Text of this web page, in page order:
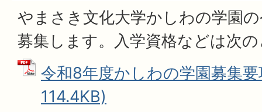
やまさき文化大学かしわの学園
募集します。入学資格などは次
令和8年度かしわの学園募集
114.4KB)